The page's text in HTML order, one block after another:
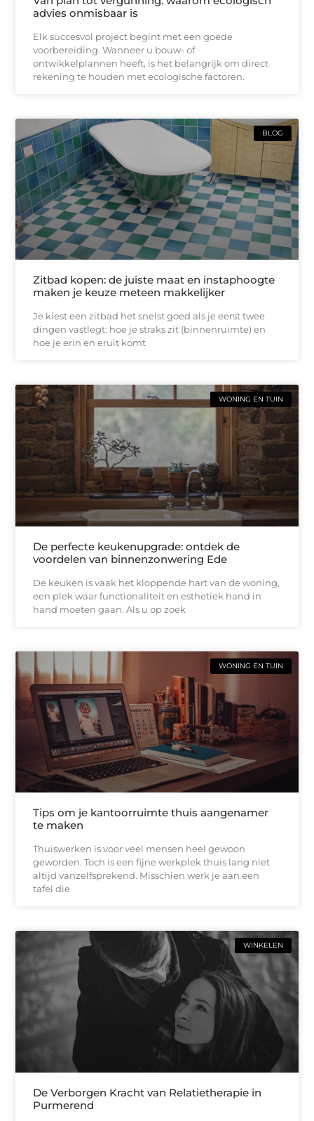
advies onmisbaar is
Elk succesvol project begint met een goede
voorbereiding. Wanneer u bouw- of
ontwikkelplannen heeft, is het belangrijk om direct
rekening te houden met ecologische factoren.
BLOG
Zitbad kopen: de juiste maat en instaphoogte
maken je keuze meteen makkelijker
Je kiest een zitbad het snelst goed als je eerst twee
dingen vastlegt: hoe je straks zit (binnenruimte) en
hoe je erin en eruit komt
WONING EN TUIN
De perfecte keukenupgrade: ontdek de
voordelen van binnenzonwering Ede
De keuken is vaak het kloppende hart van de woning,
een plek waar functionaliteit en esthetiek hand in
hand moeten gaan. Als u op zoek
WONING EN TUIN
Tips om je kantoorruimte thuis aangenamer
te maken
Thuiswerken is voor veel mensen heel gewoon
geworden. Toch is een fijne werkplek thuis lang niet
altijd vanzelfsprekend. Misschien werk je aan een
tafel die
WINKELEN
De Verborgen Kracht van Relatietherapie in
Purmerend